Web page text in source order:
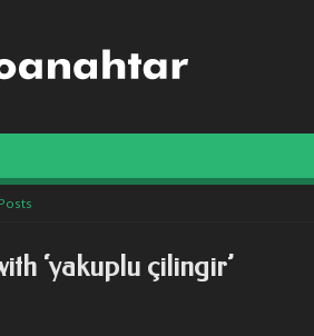
‘yakuplu çilingir’